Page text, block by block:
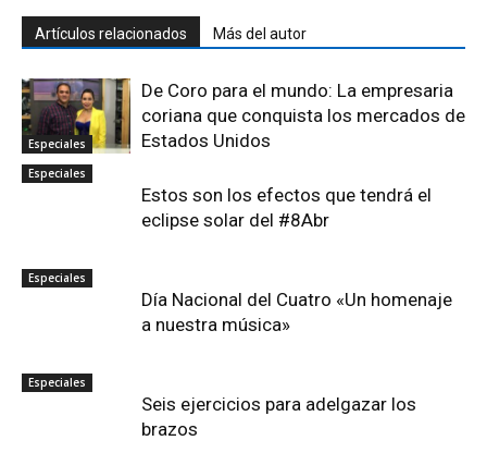
Artículos relacionados Más del autor
Especiales
De Coro para el mundo: La empresaria
coriana que conquista los mercados de
Estados Unidos
Especiales
Estos son los efectos que tendrá el
eclipse solar del #8Abr
Especiales
Día Nacional del Cuatro «Un homenaje
a nuestra música»
Especiales
Seis ejercicios para adelgazar los
brazos